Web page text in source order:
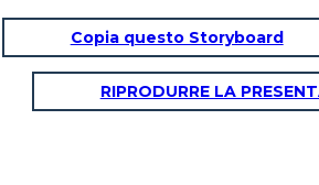
Copia questo Storyboard
RIPRODURRE LA